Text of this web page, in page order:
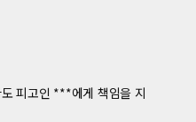
피고인 ***에게 책임을 지